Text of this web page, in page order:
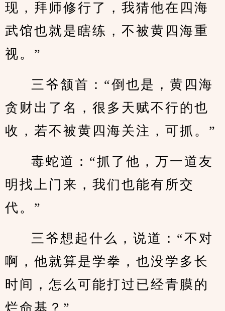
现，拜师修行了，我猜他在四海
武馆也就是瞎练，不被黄四海重
视。”
三爷颔首：“倒也是，黄四海
贪财出了名，很多天赋不行的也
收，若不被黄四海关注，可抓。”
毒蛇道：“抓了他，万一道友
明找上门来，我们也能有所交
代。”
三爷想起什么，说道：“不对
啊，他就算是学拳，也没学多长
时间，怎么可能打过已经青膜的
烂命基？”